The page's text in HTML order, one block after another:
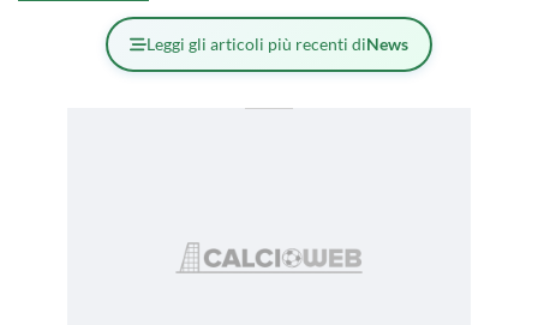
Leggi gli articoli più recenti diNews